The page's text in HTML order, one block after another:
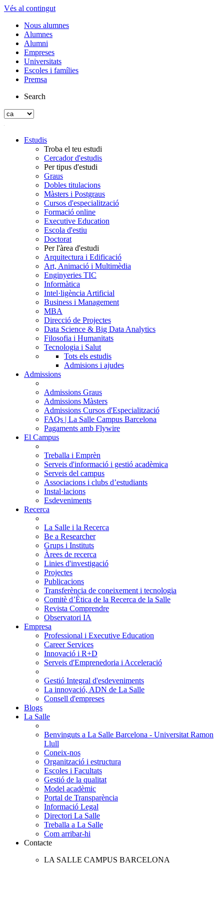
Vés al contingut
Nous alumnes
Alumnes
Alumni
Empreses
Universitats
Escoles i famílies
Premsa
Search
Estudis
Troba el teu estudi
Cercador d'estudis
Per tipus d'estudi
Graus
Dobles titulacions
Màsters i Postgraus
Cursos d'especialització
Formació online
Executive Education
Escola d'estiu
Doctorat
Per l'àrea d'estudi
Arquitectura i Edificació
Art, Animació i Multimèdia
Enginyeries TIC
Informàtica
Intel·ligència Artificial
Business i Management
MBA
Direcció de Projectes
Data Science & Big Data Analytics
Filosofia i Humanitats
Tecnologia i Salut
Tots els estudis
Admisions i ajudes
Admissions
Admissions Graus
Admissions Màsters
Admissions Cursos d'Especialització
FAQs | La Salle Campus Barcelona
Pagaments amb Flywire
El Campus
Treballa i Emprèn
Serveis d'informació i gestió acadèmica
Serveis del campus
Associacions i clubs d’estudiants
Instal·lacions
Esdeveniments
Recerca
La Salle i la Recerca
Be a Researcher
Grups i Instituts
Àrees de recerca
Linies d'investigació
Projectes
Publicacions
Transferència de coneixement i tecnologia
Comitè d’Ètica de la Recerca de la Salle
Revista Comprendre
Observatori IA
Empresa
Professional i Executive Education
Career Services
Innovació i R+D
Serveis d'Emprenedoria i Acceleració
Gestió Integral d'esdeveniments
La innovació, ADN de La Salle
Consell d'empreses
Blogs
La Salle
Benvinguts a La Salle Barcelona - Universitat Ramon
Llull
Coneix-nos
Organització i estructura
Escoles i Facultats
Gestió de la qualitat
Model acadèmic
Portal de Transparència
Informació Legal
Directori La Salle
Treballa a La Salle
Com arribar-hi
Contacte
LA SALLE CAMPUS BARCELONA